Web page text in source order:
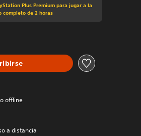
Plus Premium para jugar a la
completo de 2 horas
offline
a distancia